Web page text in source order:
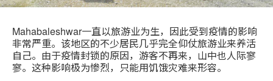
Mahabaleshwar一直以旅游业为生，因此受到疫情的影响
非常严重。该地区的不少居民几乎完全仰仗旅游业来养活
自己。由于疫情封锁的原因，游客不再来，山中也人际寥
寥。这种影响极为惨烈，只能用饥饿灾难来形容。